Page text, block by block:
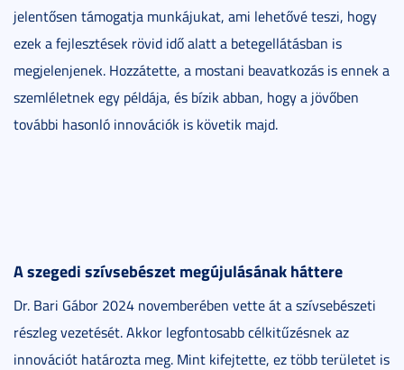
jelentősen támogatja munkájukat, ami lehetővé teszi, hogy
ezek a fejlesztések rövid idő alatt a betegellátásban is
megjelenjenek. Hozzátette, a mostani beavatkozás is ennek a
szemléletnek egy példája, és bízik abban, hogy a jövőben
további hasonló innovációk is követik majd.
A szegedi szívsebészet megújulásának háttere
Dr. Bari Gábor 2024 novemberében vette át a szívsebészeti
részleg vezetését. Akkor legfontosabb célkitűzésnek az
innovációt határozta meg. Mint kifejtette, ez több területet is